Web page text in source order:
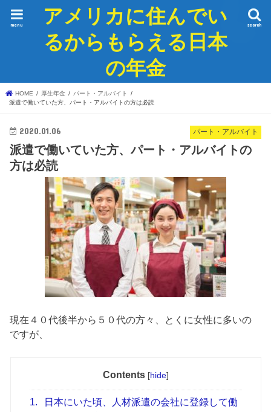
アメリカに住んでい
るからもらえる日本
の年金
search
menu
HOME 厚生年金
パート・アルバイト
派遣で働いていた方、パート・アルバイトの方は必読
パート・アルバイト
2020.01.06
派遣で働いていた方、パート・アルバイトの
方は必読
現在４０代後半から５０代の方々、とくに女性に多いの
ですが、
Contents [hide]
1.
日本にいた頃、人材派遣の会社に登録して働